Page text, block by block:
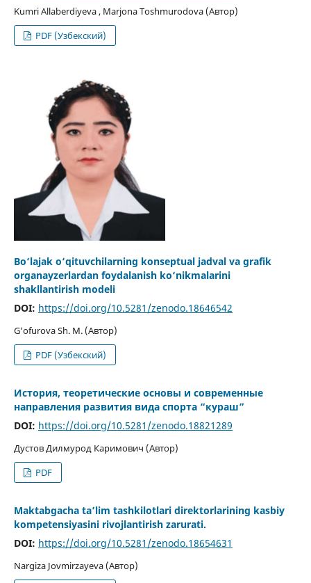
Kumri Allaberdiyeva , Marjona Toshmurodova (Автор)
PDF (Узбекский)
Bo‘lajak o‘qituvchilarning konseptual jadval va grafik
organayzerlardan foydalanish ko‘nikmalarini
shakllantirish modeli
DOI: https://doi.org/10.5281/zenodo.18646542
G‘ofurova Sh. M. (Автор)
PDF (Узбекский)
История, теоретические основы и современные
направления развития вида спорта “кураш”
DOI: https://doi.org/10.5281/zenodo.18821289
Дустов Дилмурод Каримович (Автор)
PDF
Maktabgacha taʼlim tashkilotlari direktorlarining kasbiy
kompetensiyasini rivojlantirish zarurati.
DOI: https://doi.org/10.5281/zenodo.18654631
Nargiza Jovmirzayeva (Автор)